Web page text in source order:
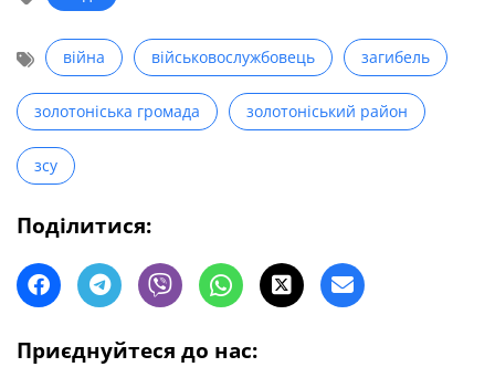
війна військовослужбовець загибель
золотоніська громада золотоніський район
зсу
Поділитися:
Приєднуйтеся до нас: